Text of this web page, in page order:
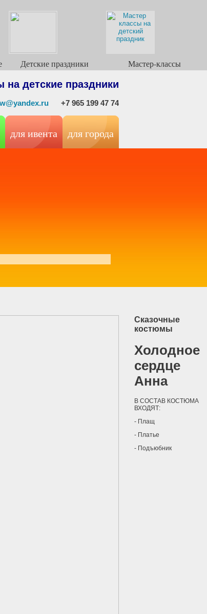
Детские праздники Мастер-классы
на детские праздники
+7 965 199 47 74
для ивента для города
Сказочные
костюмы
Холодное
сердце
Анна
В СОСТАВ КОСТЮМА
ВХОДЯТ:
- Плащ
- Платье
- Подъюбник